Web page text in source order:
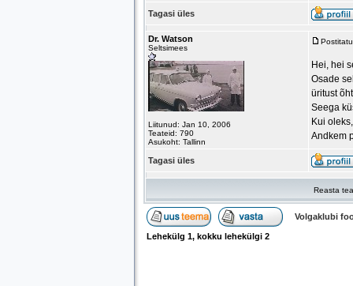
Tagasi üles
Dr. Watson
Seltsimees
Liitunud: Jan 10, 2006
Teateid: 790
Asukoht: Tallinn
Hei, hei
Osade
üritust
Seega
Kui
Andkem
Tagasi üles
Reasta
Volgaklubi
Lehekülg 1, kokku lehekülgi 2